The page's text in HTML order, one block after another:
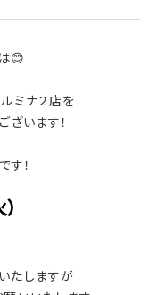
😊
ミナ２店を
ざいます！
す！
たしますが